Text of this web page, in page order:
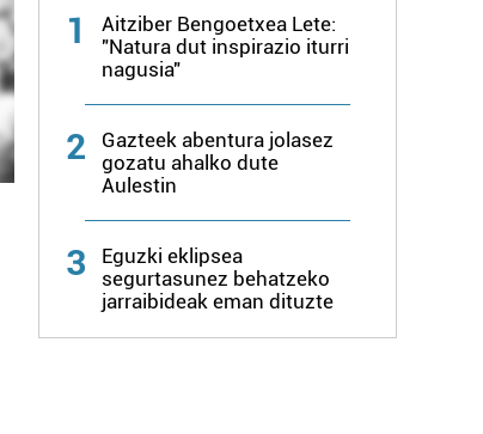
1
Aitziber Bengoetxea Lete:
"Natura dut inspirazio iturri
nagusia"
2
Gazteek abentura jolasez
gozatu ahalko dute
Aulestin
3
Eguzki eklipsea
segurtasunez behatzeko
jarraibideak eman dituzte